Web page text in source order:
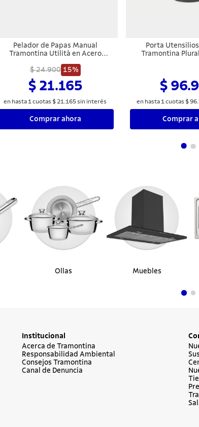
Pelador de Papas Manual
Tramontina Utilità en Acero
Polipropileno Blanco
$ 24.900 15%
$ 21.165
en hasta 1 cuotas $ 21 .165sin interés
Comprar ahora
Porta
Tramontina
$
en hasta 1 cuotas $ 96.
Comprar
Ollas Muebles
Institucional
Acerca de Tramontina
Responsabilidad Ambiental
Consejos Tramontina
Canal de Denuncia